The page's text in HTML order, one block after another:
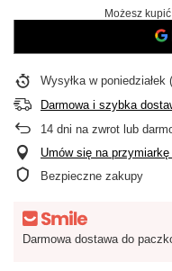
Możesz
Wysyłka w poniedziałek
Darmowa i szybka
14 dni na zwrot lub
Umów się na
Bezpieczne zakupy
Darmowa dostawa do